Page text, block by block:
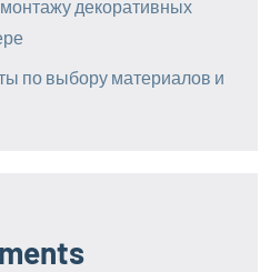
декоративных
по выбору материалов и